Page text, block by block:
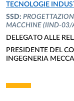
TECNOLOGIE
SSD:
MACCHINE (IIND-03/
DELEGATO ALLE
UNITÀ
PRESIDENTE DEL
INGEGNERIA